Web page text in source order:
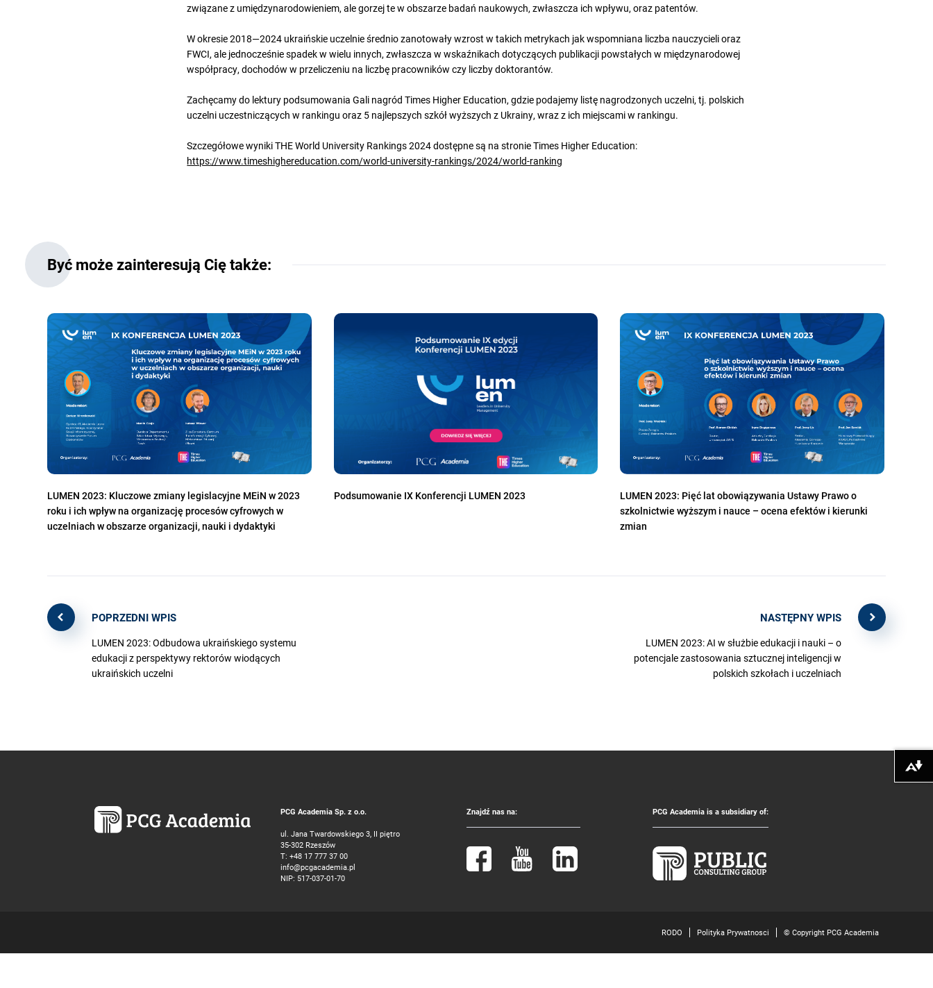
związane z umiędzynarodowieniem, ale gorzej te w obszarze badań naukowych, zwłaszcza ich wpływu, oraz patentów.
W okresie 2018—2024 ukraińskie uczelnie średnio zanotowały wzrost w takich metrykach jak wspomniana liczba nauczycieli oraz
FWCI, ale jednocześnie spadek w wielu innych, zwłaszcza w wskaźnikach dotyczących publikacji powstałych w międzynarodowej
współpracy, dochodów w przeliczeniu na liczbę pracowników czy liczby doktorantów.
Zachęcamy do lektury podsumowania Gali nagród Times Higher Education, gdzie podajemy listę nagrodzonych uczelni, tj. polskich
uczelni uczestniczących w rankingu oraz 5 najlepszych szkół wyższych z Ukrainy, wraz z ich miejscami w rankingu.
Szczegółowe wyniki THE World University Rankings 2024 dostępne są na stronie Times Higher Education:
https://www.timeshighereducation.com/world-university-rankings/2024/world-ranking
Być może zainteresują Cię także:
LUMEN 2023: Kluczowe zmiany legislacyjne MEiN w 2023
roku i ich wpływ na organizację procesów cyfrowych w
uczelniach w obszarze organizacji, nauki i dydaktyki
Podsumowanie IX Konferencji LUMEN 2023
LUMEN 2023: Pięć lat obowiązywania Ustawy Prawo o
szkolnictwie wyższym i nauce – ocena efektów i kierunki
zmian
POPRZEDNI WPIS
LUMEN 2023: Odbudowa ukraińskiego systemu
edukacji z perspektywy rektorów wiodących
ukraińskich uczelni
NASTĘPNY WPIS
LUMEN 2023: AI w służbie edukacji i nauki – o
potencjale zastosowania sztucznej inteligencji w
polskich szkołach i uczelniach
PCG Academia Sp. z o.o.
ul. Jana Twardowskiego 3, II piętro
35-302 Rzeszów
T: +48 17 777 37 00
info@pcgacademia.pl
NIP: 517-037-01-70
Znajdź nas na: PCG Academia is a subsidiary of:
RODO Polityka Prywatnosci © Copyright PCG Academia
Pobierz